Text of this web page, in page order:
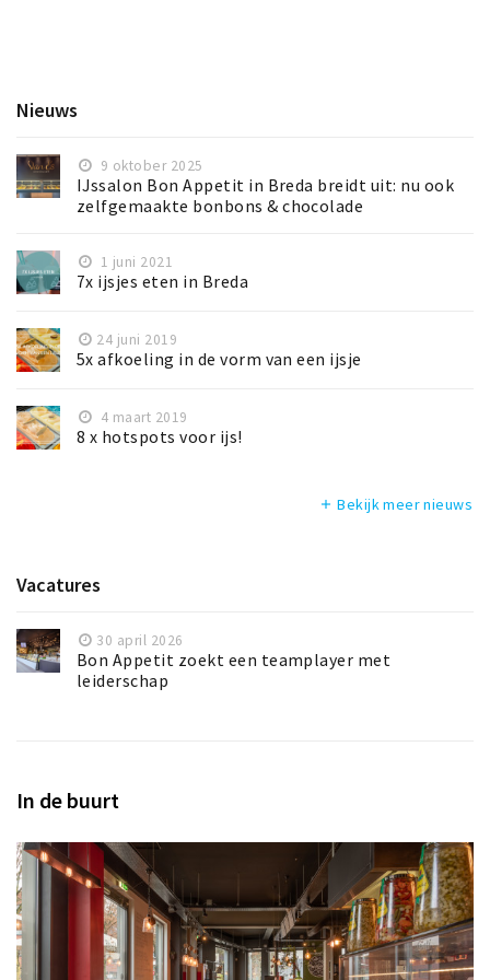
Nieuws
9 oktober 2025
IJssalon Bon Appetit in Breda breidt uit: nu ook
zelfgemaakte bonbons & chocolade
1 juni 2021
7x ijsjes eten in Breda
24 juni 2019
5x afkoeling in de vorm van een ijsje
4 maart 2019
8 x hotspots voor ijs!
add Bekijk meer nieuws
Vacatures
30 april 2026
Bon Appetit zoekt een teamplayer met
leiderschap
In de buurt